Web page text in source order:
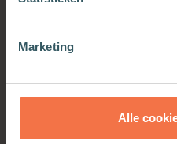
Marketing
Alle